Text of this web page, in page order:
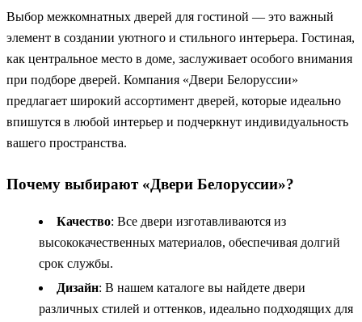
Выбор межкомнатных дверей для гостиной — это важный
элемент в создании уютного и стильного интерьера. Гостиная,
как центральное место в доме, заслуживает особого внимания
при подборе дверей. Компания «Двери Белоруссии»
предлагает широкий ассортимент дверей, которые идеально
впишутся в любой интерьер и подчеркнут индивидуальность
вашего пространства.
Почему выбирают «Двери Белоруссии»?
Качество: Все двери изготавливаются из
высококачественных материалов, обеспечивая долгий
срок службы.
Дизайн: В нашем каталоге вы найдете двери
различных стилей и оттенков, идеально подходящих для